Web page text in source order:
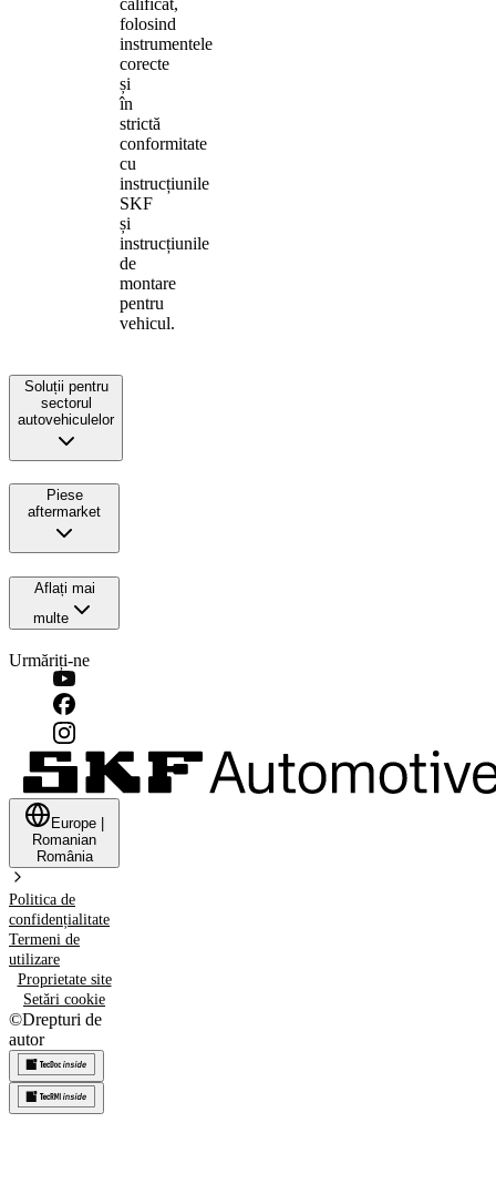
folosind
instrumentele
corecte
și
în
strictă
conformitate
cu
instrucțiunile
SKF
și
instrucțiunile
de
montare
pentru
vehicul.
Soluții pentru
sectorul
autovehiculelor
Piese
aftermarket
Aflați mai
multe
Urmăriți-ne
Europe
Romanian
România
Politica de
confidențialitate
Termeni de
utilizare
Proprietate site
Setări cookie
©Drepturi de
autor